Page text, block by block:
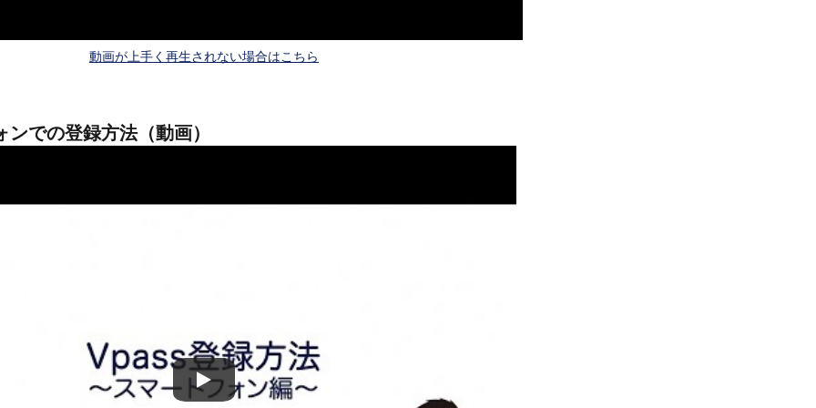
動画が上手く再生されない場合はこちら
ンでの登録方法（動画）